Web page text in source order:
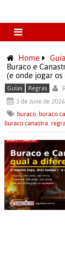
Home
Buraco e
(e onde jogar os
Guias Regras
3 de June de 2026
buraco, buraco
buraco canastra,